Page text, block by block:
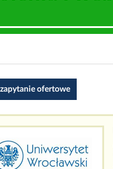
ofertowe